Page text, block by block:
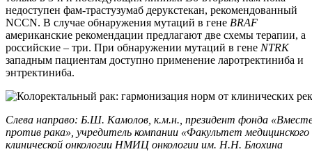
недоступен фам-трастузумаб дерукстекан, рекомендованный
NCCN. В случае обнаружения мутаций в гене BRAF
американские рекомендации предлагают две схемы терапии, а
российские – три. При обнаружении мутаций в гене NTRK
западным пациентам доступно применение ларотректиниба и
энтректиниба.
Слева направо: Б.Ш. Камолов, к.м.н., президент фонда
против рака», учредитель компании «Факультет
клинической онкологии НМИЦ онкологии им. Н.Н. Блохина